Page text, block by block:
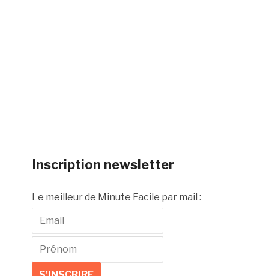
Inscription newsletter
Le meilleur de Minute Facile par mail :